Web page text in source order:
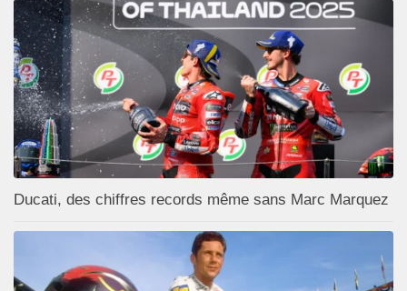
Ducati, des chiffres records même sans Marc Marquez